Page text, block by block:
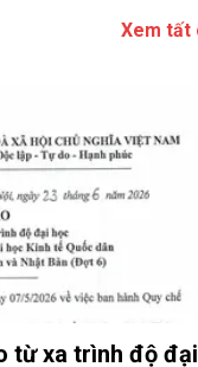
Xem tất
từ xa trình độ đại